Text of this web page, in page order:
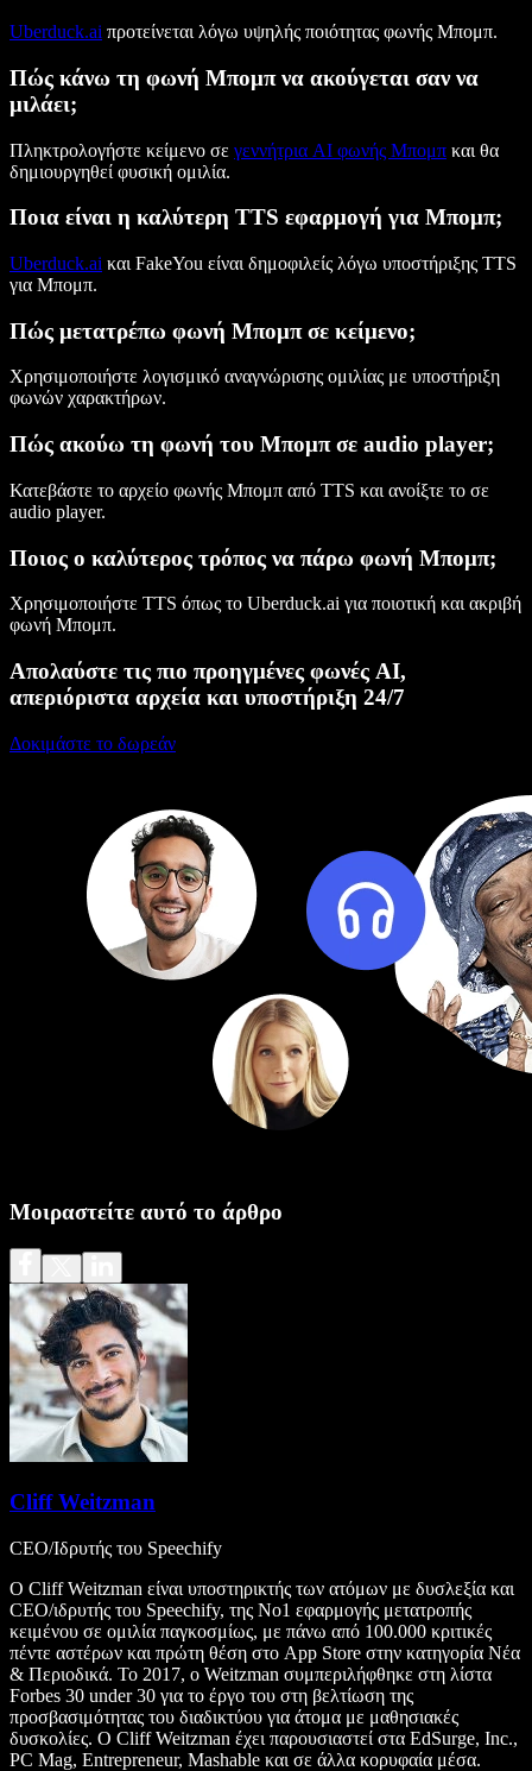
Uberduck.ai προτείνεται λόγω υψηλής ποιότητας φωνής Μπομπ.
Πώς κάνω τη φωνή Μπομπ να ακούγεται σαν να
μιλάει;
Πληκτρολογήστε κείμενο σε γεννήτρια AI φωνής Μπομπ και θα
δημιουργηθεί φυσική ομιλία.
Ποια είναι η καλύτερη TTS εφαρμογή για Μπομπ;
Uberduck.ai και FakeYou είναι δημοφιλείς λόγω υποστήριξης TTS
για Μπομπ.
Πώς μετατρέπω φωνή Μπομπ σε κείμενο;
Χρησιμοποιήστε λογισμικό αναγνώρισης ομιλίας με υποστήριξη
φωνών χαρακτήρων.
Πώς ακούω τη φωνή του Μπομπ σε audio player;
Κατεβάστε το αρχείο φωνής Μπομπ από TTS και ανοίξτε το σε
audio player.
Ποιος ο καλύτερος τρόπος να πάρω φωνή Μπομπ;
Χρησιμοποιήστε TTS όπως το Uberduck.ai για ποιοτική και ακριβή
φωνή Μπομπ.
Απολαύστε τις πιο προηγμένες φωνές AI,
απεριόριστα αρχεία και υποστήριξη 24/7
Δοκιμάστε το δωρεάν
Μοιραστείτε αυτό το άρθρο
Cliff Weitzman
CEO/Ιδρυτής του Speechify
Ο Cliff Weitzman είναι υποστηρικτής των ατόμων με δυσλεξία και
CEO/ιδρυτής του Speechify, της Νο1 εφαρμογής μετατροπής
κειμένου σε ομιλία παγκοσμίως, με πάνω από 100.000 κριτικές
πέντε αστέρων και πρώτη θέση στο App Store στην κατηγορία Νέα
& Περιοδικά. Το 2017, ο Weitzman συμπεριλήφθηκε στη λίστα
Forbes 30 under 30 για το έργο του στη βελτίωση της
προσβασιμότητας του διαδικτύου για άτομα με μαθησιακές
δυσκολίες. Ο Cliff Weitzman έχει παρουσιαστεί στα EdSurge, Inc.,
PC Mag, Entrepreneur, Mashable και σε άλλα κορυφαία μέσα.